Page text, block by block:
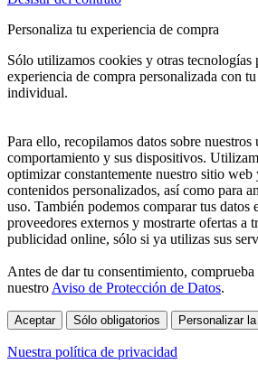
Personaliza tu experiencia de compra
Sólo utilizamos cookies y otras tecnologías
experiencia de compra personalizada con
individual.
Para ello, recopilamos datos sobre nuestros
comportamiento y sus dispositivos.
optimizar constantemente nuestro sitio
contenidos personalizados, así como para
uso. También podemos comparar tus datos
proveedores externos y mostrarte ofertas a
publicidad online, sólo si ya utilizas sus
Antes de dar tu consentimiento,
nuestro Aviso de Protección de Datos.
Aceptar Sólo obligatorios Personalizar
Nuestra política de privacidad